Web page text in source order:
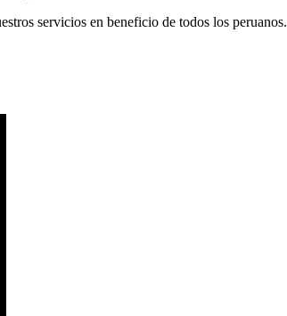
servicios en beneficio de todos los peruanos.